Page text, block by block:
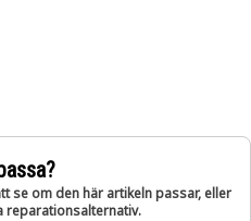
se om den här artikeln passar, eller
reparationsalternativ.